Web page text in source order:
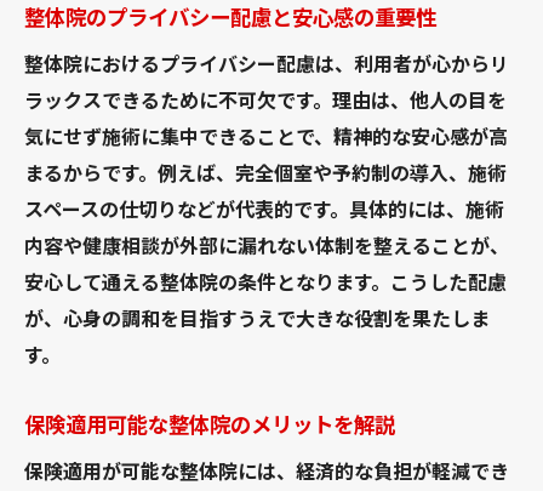
整体院のプライバシー配慮と安心感の重要性
整体院におけるプライバシー配慮は、利用者が心からリ
ラックスできるために不可欠です。理由は、他人の目を
気にせず施術に集中できることで、精神的な安心感が高
まるからです。例えば、完全個室や予約制の導入、施術
スペースの仕切りなどが代表的です。具体的には、施術
内容や健康相談が外部に漏れない体制を整えることが、
安心して通える整体院の条件となります。こうした配慮
が、心身の調和を目指すうえで大きな役割を果たしま
す。
保険適用可能な整体院のメリットを解説
保険適用が可能な整体院には、経済的な負担が軽減でき